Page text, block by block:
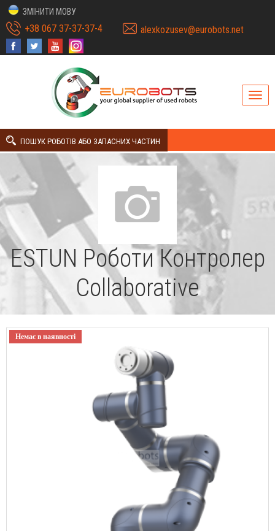
ЗМІНИТИ МОВУ
+38 067 37-37-37-4 alexkozusev@eurobots.net
ПОШУК РОБОТІВ АБО ЗАПАСНИХ ЧАСТИН
ESTUN Роботи Контролер
Collaborative
Немає в наявності